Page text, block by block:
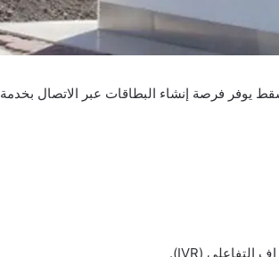
يوفر فرصة إنشاء البطاقات عبر الاتصال بخدمة